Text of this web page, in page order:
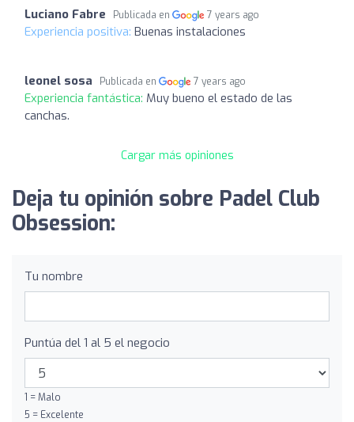
Luciano Fabre Publicada en 7 years ago
Experiencia positiva: Buenas instalaciones
leonel sosa Publicada en 7 years ago
Experiencia fantástica: Muy bueno el estado de las
canchas.
Cargar más opiniones
Deja tu opinión sobre Padel Club
Obsession:
Tu nombre
Puntúa del 1 al 5 el negocio
1 = Malo
5 = Excelente